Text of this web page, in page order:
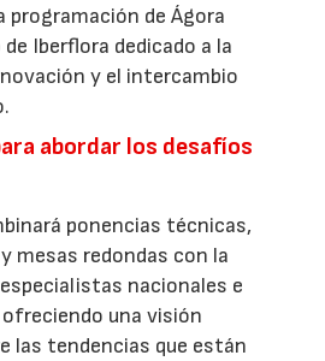
programación de Ágora
Iberflora dedicado a la
y el intercambio
abordar los desafíos
ponencias técnicas,
mesas redondas con la
nacionales e
una visión
las tendencias que están